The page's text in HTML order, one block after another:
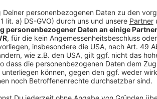
Hintergründe zu den Aufnahmen
Anzeige
Kurz zuvor waren Fotos des Mannes
der lokalen Presse mit einem Trikot der
Aufdruck „Führer“ und der Nummer 44.